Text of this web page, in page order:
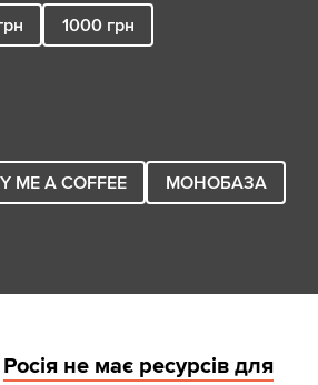
1000 грн
ME A COFFEE
МОНОБАЗА
Росія не має ресурсів для